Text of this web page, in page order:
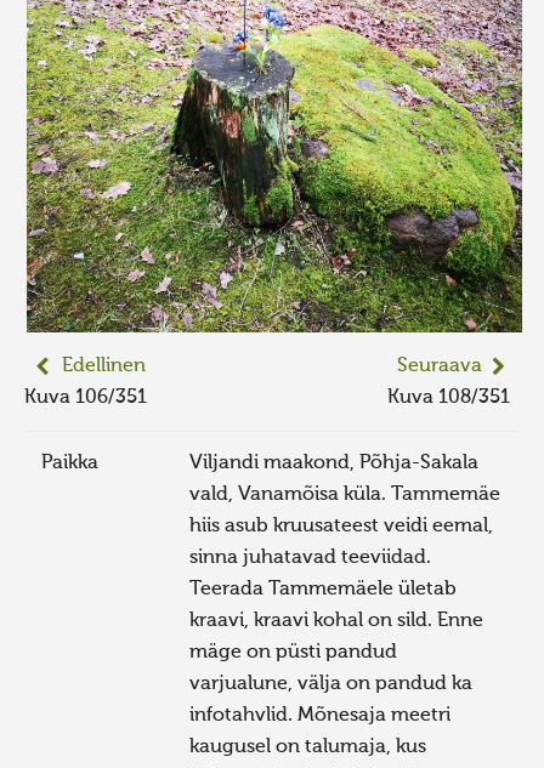
Edellinen
Kuva 106/351
Seuraava
Kuva 108/351
Paikka
Viljandi maakond, Põhja-Sakala
vald, Vanamõisa küla. Tammemäe
hiis asub kruusateest veidi eemal,
sinna juhatavad teeviidad.
Teerada Tammemäele ületab
kraavi, kraavi kohal on sild. Enne
mäge on püsti pandud
varjualune, välja on pandud ka
infotahvlid. Mõnesaja meetri
kaugusel on talumaja, kus